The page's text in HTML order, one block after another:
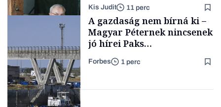
TÁMOGATÓI
Családi
vállalkozások
fűszersztori
Kis Judit 11 perc
A gazdaság nem bírná ki –
Magyar Péternek nincsenek
jó hírei Paks
újraindításáról
Forbes 1 perc